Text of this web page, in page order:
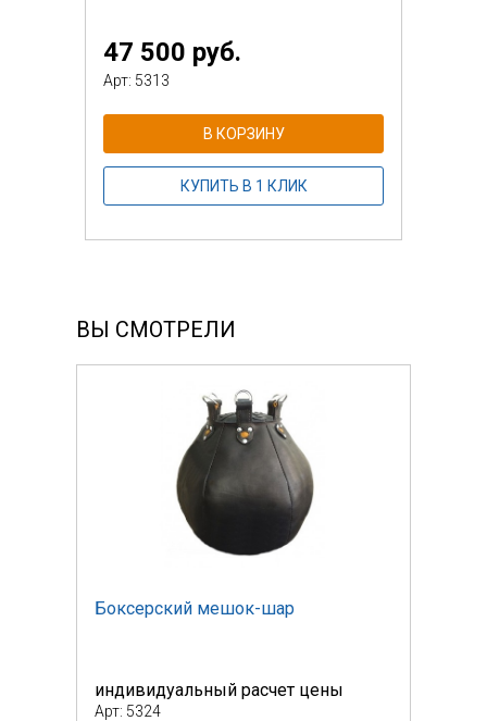
47 500 руб.
Арт: 5313
В КОРЗИНУ
КУПИТЬ В 1 КЛИК
ВЫ СМОТРЕЛИ
Боксерский мешок-шар
индивидуальный расчет цены
Арт: 5324